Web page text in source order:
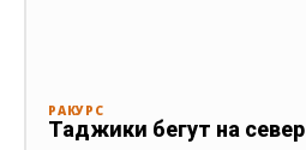
РАКУРС
Таджики бегут на север